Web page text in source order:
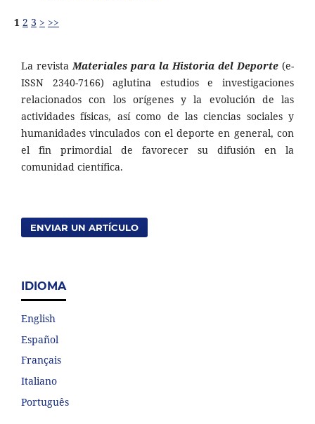
1 2 3 > >>
La revista Materiales para la Historia del Deporte (e-
ISSN 2340-7166) aglutina estudios e investigaciones
relacionados con los orígenes y la evolución de las
actividades físicas, así como de las ciencias sociales y
humanidades vinculados con el deporte en general, con
el fin primordial de favorecer su difusión en la
comunidad científica.
ENVIAR UN ARTÍCULO
IDIOMA
English
Español
Français
Italiano
Português